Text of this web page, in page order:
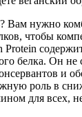
Вам нужно
чтобы
Protein
белка. Он не
и
роль в
для всех,